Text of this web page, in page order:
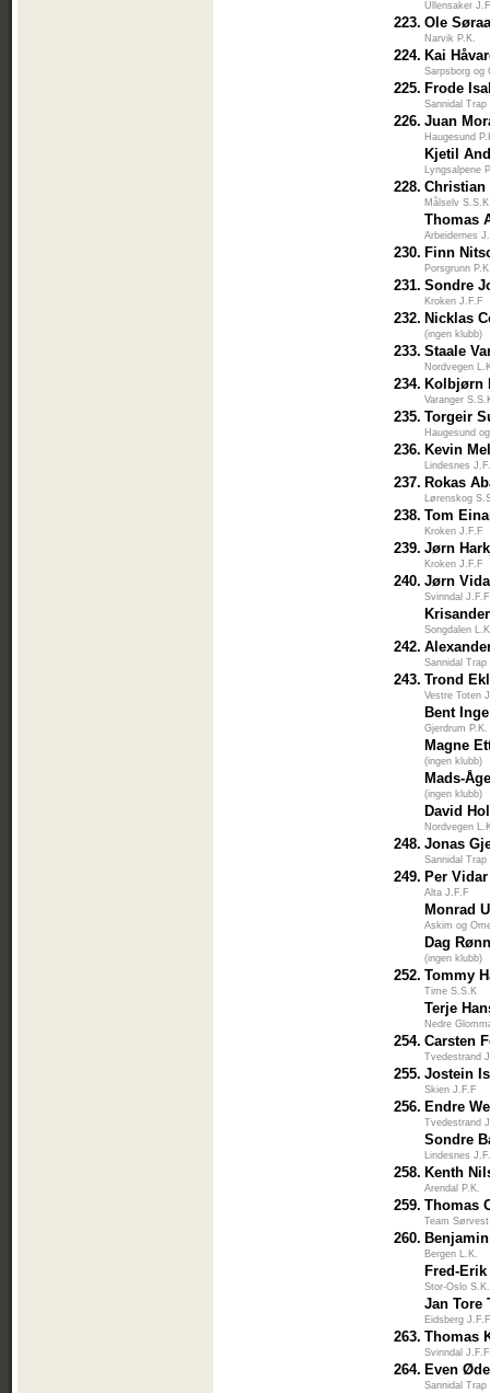
Ullensaker
223. Ole
Narvik P.K.
224. Kai
Sarpsborg og
225. Frode
Sannidal Trap
226. Juan
Haugesund
Kjetil
Lyngsalpene
228. Christian
Målselv S.S.K
Thomas
Arbeidernes
230. Finn
Porsgrunn
231. Sondre
Kroken J.F.F
232. Nicklas
(ingen klubb)
233. Staale
Nordvegen
234. Kolbjørn
Varanger
235. Torgeir
Haugesund
236. Kevin
Lindesnes
237. Rokas
Lørenskog
238. Tom
Kroken J.F.F
239. Jørn
Kroken J.F.F
240. Jørn
Svinndal J.F.F
Songdalen
242.
Sannidal Trap
243. Trond
Vestre Toten
Bent
Gjerdrum P.K.
Magne
(ingen klubb)
Mads-
(ingen klubb)
David
Nordvegen
248. Jonas
Sannidal Trap
249. Per
Alta J.F.F
Monrad
Askim og
Dag
(ingen klubb)
252. Tommy
Time S.S.K
Terje
Nedre
254. Carsten
Tvedestrand
255. Jostein
Skien J.F.F
256. Endre
Tvedestrand
Sondre
Lindesnes
258. Kenth
Arendal P.K.
259. Thomas
Team Sørvest
260.
Bergen L.K.
Fred-
Stor-Oslo S.K.
Jan Tore
Eidsberg
263. Thomas
Svinndal J.F.F
264. Even
Sannidal Trap